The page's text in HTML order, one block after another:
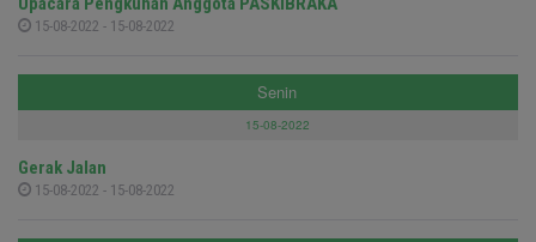
15-08-2022 - 15-08-2022
Senin
15-08-2022
Gerak Jalan
15-08-2022 - 15-08-2022